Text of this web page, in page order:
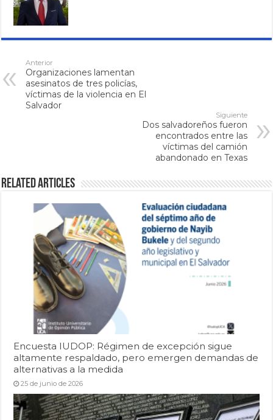
Anterior
Organizaciones lamentan
asesinatos de tres policías,
víctimas de la violencia en El
Salvador
Siguiente
Dos salvadoreños fueron
encontrados entre las
víctimas del camión
abandonado en Texas
Related Articles
Encuesta IUDOP: Régimen de excepción sigue
altamente respaldado, pero emergen demandas de
alternativas a la medida
25 de junio de 2026